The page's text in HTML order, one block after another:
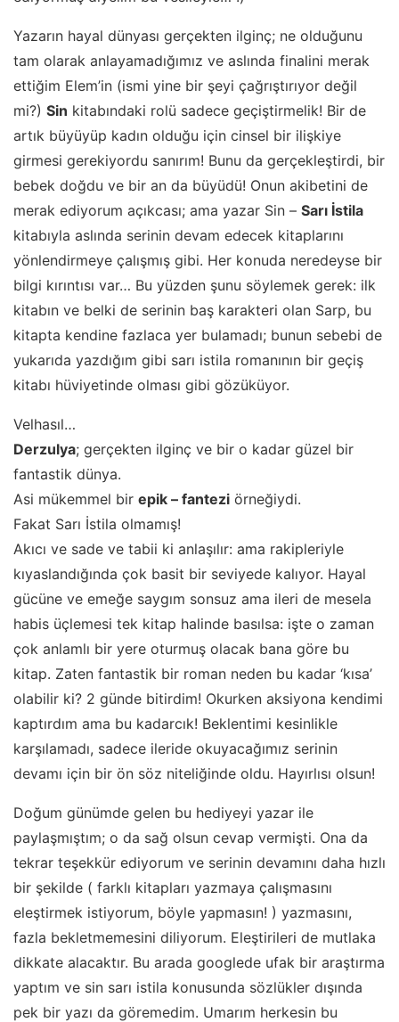
Yazarın hayal dünyası gerçekten ilginç; ne olduğunu
tam olarak anlayamadığımız ve aslında finalini merak
ettiğim Elem’in (ismi yine bir şeyi çağrıştırıyor değil
mi?) Sin kitabındaki rolü sadece geçiştirmelik! Bir de
artık büyüyüp kadın olduğu için cinsel bir ilişkiye
girmesi gerekiyordu sanırım! Bunu da gerçekleştirdi, bir
bebek doğdu ve bir an da büyüdü! Onun akibetini de
merak ediyorum açıkcası; ama yazar Sin – Sarı İstila
kitabıyla aslında serinin devam edecek kitaplarını
yönlendirmeye çalışmış gibi. Her konuda neredeyse bir
bilgi kırıntısı var… Bu yüzden şunu söylemek gerek: ilk
kitabın ve belki de serinin baş karakteri olan Sarp, bu
kitapta kendine fazlaca yer bulamadı; bunun sebebi de
yukarıda yazdığım gibi sarı istila romanının bir geçiş
kitabı hüviyetinde olması gibi gözüküyor.
Velhasıl…
Derzulya; gerçekten ilginç ve bir o kadar güzel bir
fantastik dünya.
Asi mükemmel bir epik – fantezi örneğiydi.
Fakat Sarı İstila olmamış!
Akıcı ve sade ve tabii ki anlaşılır: ama rakipleriyle
kıyaslandığında çok basit bir seviyede kalıyor. Hayal
gücüne ve emeğe saygım sonsuz ama ileri de mesela
habis üçlemesi tek kitap halinde basılsa: işte o zaman
çok anlamlı bir yere oturmuş olacak bana göre bu
kitap. Zaten fantastik bir roman neden bu kadar ‘kısa’
olabilir ki? 2 günde bitirdim! Okurken aksiyona kendimi
kaptırdım ama bu kadarcık! Beklentimi kesinlikle
karşılamadı, sadece ileride okuyacağımız serinin
devamı için bir ön söz niteliğinde oldu. Hayırlısı olsun!
Doğum günümde gelen bu hediyeyi yazar ile
paylaşmıştım; o da sağ olsun cevap vermişti. Ona da
tekrar teşekkür ediyorum ve serinin devamını daha hızlı
bir şekilde ( farklı kitapları yazmaya çalışmasını
eleştirmek istiyorum, böyle yapmasın! ) yazmasını,
fazla bekletmemesini diliyorum. Eleştirileri de mutlaka
dikkate alacaktır. Bu arada googlede ufak bir araştırma
yaptım ve sin sarı istila konusunda sözlükler dışında
pek bir yazı da göremedim. Umarım herkesin bu